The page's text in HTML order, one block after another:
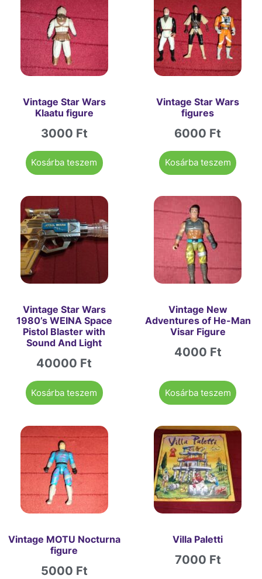
Vintage Star Wars
Klaatu figure
3000 Ft
Kosárba teszem
Vintage Star Wars
figures
6000 Ft
Kosárba teszem
Vintage Star Wars
1980’s WEINA Space
Pistol Blaster with
Sound And Light
40000 Ft
Kosárba teszem
Vintage New
Adventures of He-Man
Visar Figure
4000 Ft
Kosárba teszem
Vintage MOTU Nocturna
figure
5000 Ft
Villa Paletti
7000 Ft